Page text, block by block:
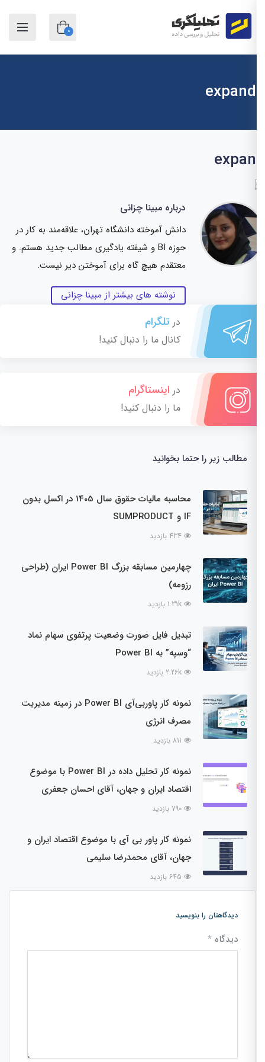
expand
درباره مبینا چزانی
دانش آموخته دانشگاه تهران، علاقه‌مند به کار در
حوزه BI و شیفته یادگیری مطالب جدید هستم. و
معتقدم هیچ گاه برای آموختن دیر نیست.
نوشته های بیشتر از مبینا چزانی
درتلگرام
کانال ما را دنبال کنید!
دراینستاگرام
ما را دنبال کنید!
مطالب زیر را حتما بخوانید
محاسبه مالیات حقوق سال 1405 در اکسل بدون
434 بازدید
چهارمین مسابقه بزرگ Power BI ایران (طراحی
رزومه)
1.31k بازدید
تبدیل فایل صورت وضعیت پرتفوی سهام نماد
“وسپه” به Power BI
2.26k بازدید
نمونه کار پاوربی‌آی Power BI در زمینه مدیریت
مصرف انرژی
811 بازدید
نمونه کار تحلیل داده در Power BI با موضوع
اقتصاد ایران و جهان، آقای احسان جعفری
790 بازدید
نمونه کار پاور بی آی با موضوع اقتصاد ایران و
جهان، آقای محمدرضا سلیمی
645 بازدید
دیدگاهتان را بنویسید
دیدگاه*